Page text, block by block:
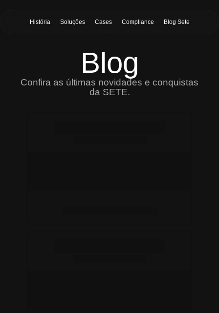
História Soluções Cases Compliance Blog Sete
Blog
Confira as últimas novidades e conquistas
da SETE.